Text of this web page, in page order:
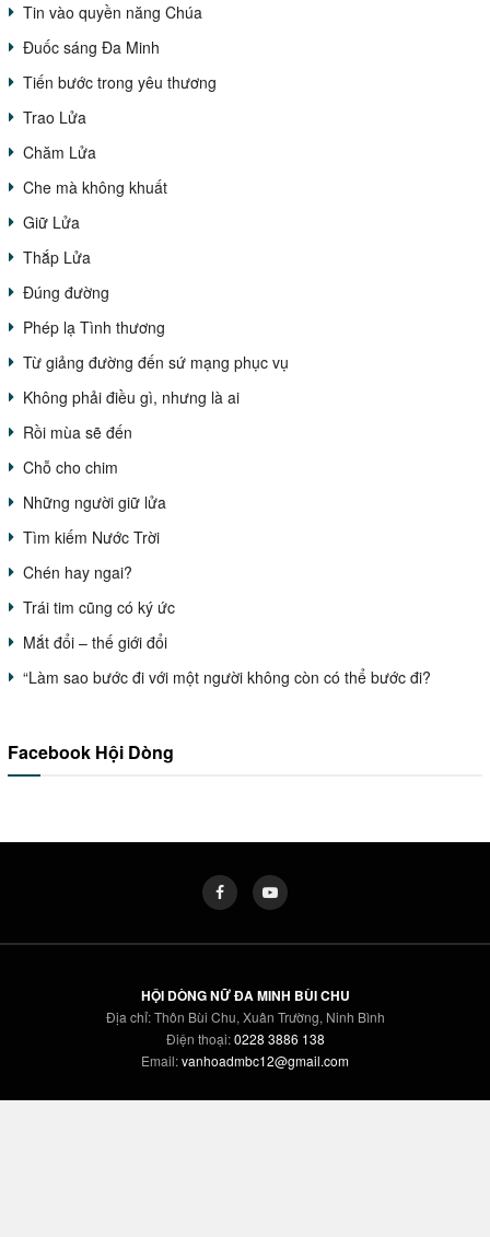
Tin vào quyền năng Chúa
Đuốc sáng Đa Minh
Tiến bước trong yêu thương
Trao Lửa
Chăm Lửa
Che mà không khuất
Giữ Lửa
Thắp Lửa
Đúng đường
Phép lạ Tình thương
Từ giảng đường đến sứ mạng phục vụ
Không phải điều gì, nhưng là ai
Rồi mùa sẽ đến
Chỗ cho chim
Những người giữ lửa
Tìm kiếm Nước Trời
Chén hay ngai?
Trái tim cũng có ký ức
Mắt đổi – thế giới đổi
“Làm sao bước đi với một người không còn có thể bước đi?
Facebook Hội Dòng
HỘI DÒNG NỮ ĐA MINH BÙI CHU
Địa chỉ: Thôn Bùi Chu, Xuân Trường, Ninh Bình
Điện thoại:0228 3886 138
Email:vanhoadmbc12@gmail.com